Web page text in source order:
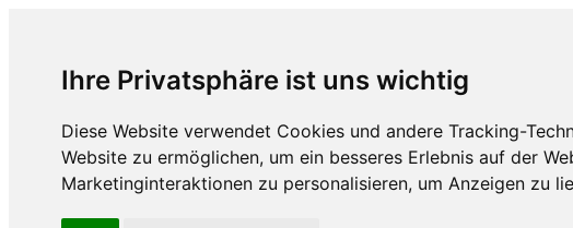
Ihre Privatsphäre ist uns wichtig
Diese Website verwendet Cookies und andere Tracking-
Website zu ermöglichen, um ein besseres Erlebnis auf der
Marketinginteraktionen zu personalisieren, um Anzeigen zu